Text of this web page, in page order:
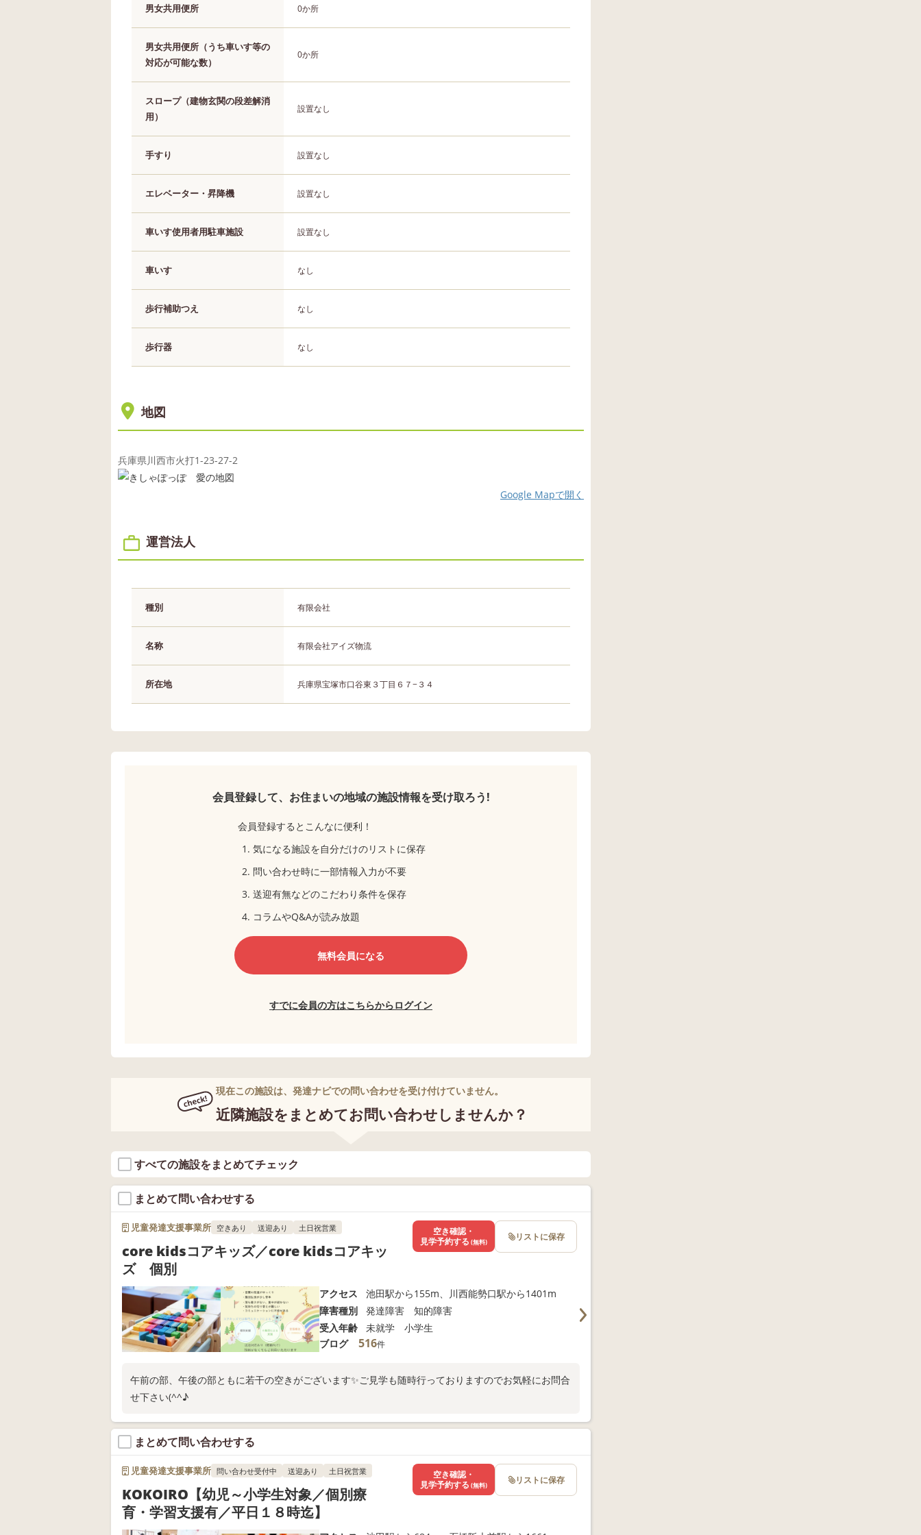
男女共用便所 0か所
男女共用便所（うち車いす等の
対応が可能な数）
0か所
スロープ（建物玄関の段差解消
用）
設置なし
手すり 設置なし
エレベーター・昇降機 設置なし
車いす使用者用駐車施設 設置なし
車いす なし
歩行補助つえ なし
歩行器 なし
地図
兵庫県川西市火打1-23-27-2
Google Mapで開く
運営法人
種別 有限会社
名称 有限会社アイズ物流
所在地 兵庫県宝塚市口谷東３丁目６７−３４
会員登録して、お住まいの地域の施設情報を受け取ろう!
会員登録するとこんなに便利！
気になる施設を自分だけのリストに保存
問い合わせ時に一部情報入力が不要
送迎有無などのこだわり条件を保存
コラムやQ&Aが読み放題
無料会員になる
すでに会員の方はこちらからログイン
現在この施設は、発達ナビでの問い合わせを受け付けていません。
近隣施設をまとめてお問い合わせしませんか？
すべての施設をまとめてチェック
まとめて問い合わせする
児童発達支援事業所 空きあり 送迎あり 土日祝営業
core kidsコアキッズ／core kidsコアキッ
ズ 個別
アクセス
池田駅から155m、川西能勢口駅から1401m
障害種別
発達障害 知的障害
受入年齢
未就学 小学生
ブログ
516件
午前の部、午後の部ともに若干の空きがございます✨ご見学も随時行っておりますのでお気軽にお問合
せ下さい(^^♪
空き確認・
見学予約する (無料) リストに保存
まとめて問い合わせする
児童発達支援事業所 問い合わせ受付中 送迎あり 土日祝営業
KOKOIRO【幼児～小学生対象／個別療
育・学習支援有／平日１８時迄】
空き確認・
見学予約する (無料) リストに保存